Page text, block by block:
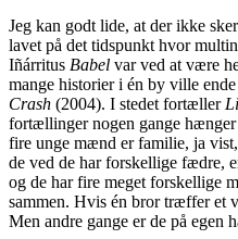
Jeg kan godt lide, at der ikke
lavet på det tidspunkt hvor
Iñárritus Babel var ved at være
mange historier i én by ville
Crash (2004). I stedet fortæller
fortællinger nogen gange
fire unge mænd er familie, ja
de ved de har forskellige fædre,
og de har fire meget forskellige
sammen. Hvis én bror træffer et
Men andre gange er de på egen